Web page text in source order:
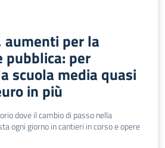
aumenti per la
pubblica: per
scuola media quasi
in più
dove il cambio di passo nella
ogni giorno in cantieri in corso e opere